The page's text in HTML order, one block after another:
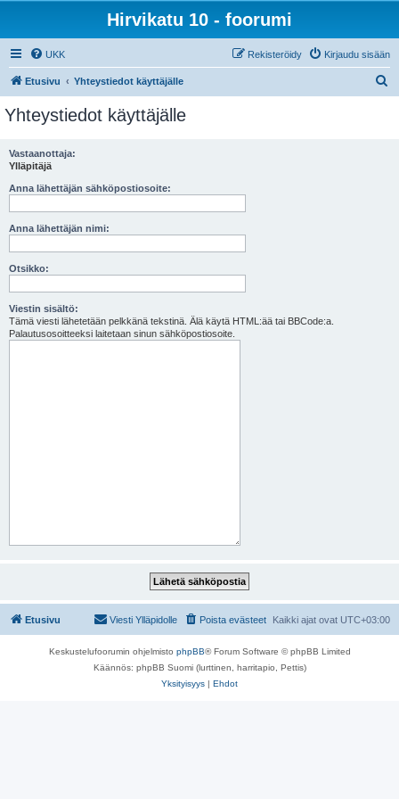
Hirvikatu 10 - foorumi
UKK Kirjaudu sisään
Rekisteröidy
Etusivu Yhteystiedot käyttäjälle
Yhteystiedot käyttäjälle
Vastaanottaja:
Ylläpitäjä
Anna lähettäjän sähköpostiosoite:
Anna lähettäjän nimi:
Otsikko:
Viestin sisältö:
Tämä viesti lähetetään pelkkänä tekstinä. Älä käytä HTML:ää tai BBCode:a.
Palautusosoitteeksi laitetaan sinun sähköpostiosoite.
Etusivu Kaikki ajat ovat UTC+03:00
Poista evästeet
Viesti Ylläpidolle
Keskustelufoorumin ohjelmisto phpBB® Forum Software © phpBB Limited
Käännös: phpBB Suomi (lurttinen, harritapio, Pettis)
Yksityisyys | Ehdot